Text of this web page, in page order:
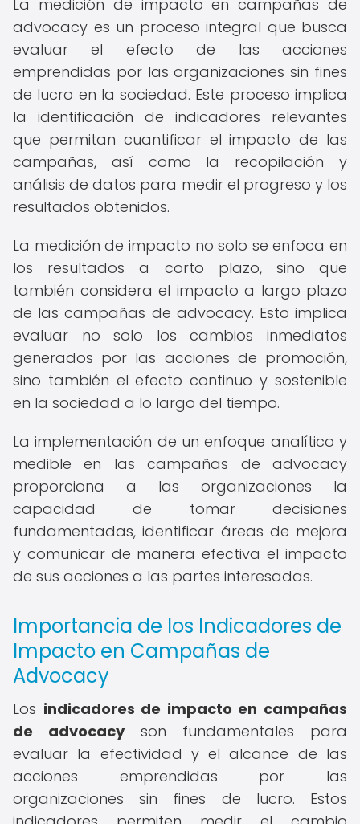
La medición de impacto en campañas de
advocacy es un proceso integral que busca
evaluar el efecto de las acciones
emprendidas por las organizaciones sin fines
de lucro en la sociedad. Este proceso implica
la identificación de indicadores relevantes
que permitan cuantificar el impacto de las
campañas, así como la recopilación y
análisis de datos para medir el progreso y los
resultados obtenidos.
La medición de impacto no solo se enfoca en
los resultados a corto plazo, sino que
también considera el impacto a largo plazo
de las campañas de advocacy. Esto implica
evaluar no solo los cambios inmediatos
generados por las acciones de promoción,
sino también el efecto continuo y sostenible
en la sociedad a lo largo del tiempo.
La implementación de un enfoque analítico y
medible en las campañas de advocacy
proporciona a las organizaciones la
capacidad de tomar decisiones
fundamentadas, identificar áreas de mejora
y comunicar de manera efectiva el impacto
de sus acciones a las partes interesadas.
Importancia de los Indicadores de
Impacto en Campañas de
Advocacy
Los indicadores de impacto en campañas
de advocacyson fundamentales para
evaluar la efectividad y el alcance de las
acciones emprendidas por las
organizaciones sin fines de lucro. Estos